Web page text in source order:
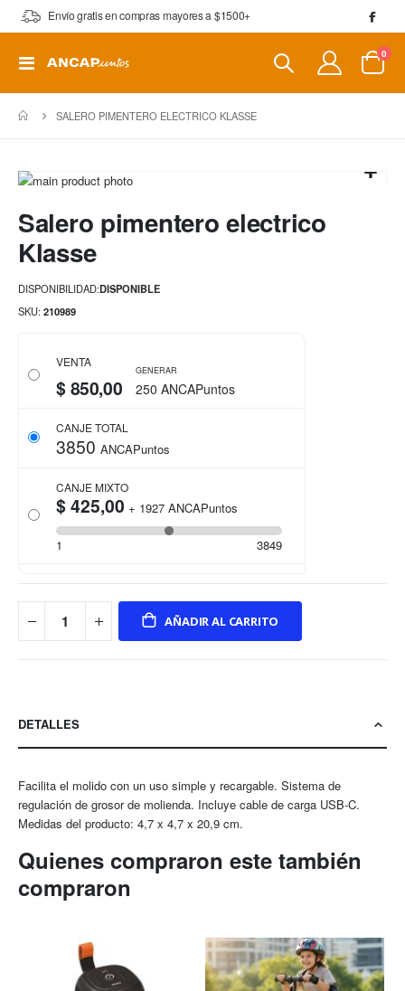
Envío gratis en compras mayores a $1500+
Toggle
Cart
0
SALERO PIMENTERO ELECTRICO KLASSE
Saltar
final
de
la
de
imágenes
al
comienzo
de
galería
de
Salero pimentero electrico
Klasse
DISPONIBILIDAD:DISPONIBLE
SKU 210989
VENTA
$ 850,00
GENERAR
250 ANCAPuntos
CANJE TOTAL
3850ANCAPuntos
CANJE MIXTO
$ 425,00 + 1927 ANCAPuntos
1 3849
AÑADIR AL CARRITO
DETALLES
Facilita el molido con un uso simple y recargable. Sistema de
regulación de grosor de molienda. Incluye cable de carga USB-C.
Medidas del producto: 4,7 x 4,7 x 20,9 cm.
Quienes compraron este también
compraron